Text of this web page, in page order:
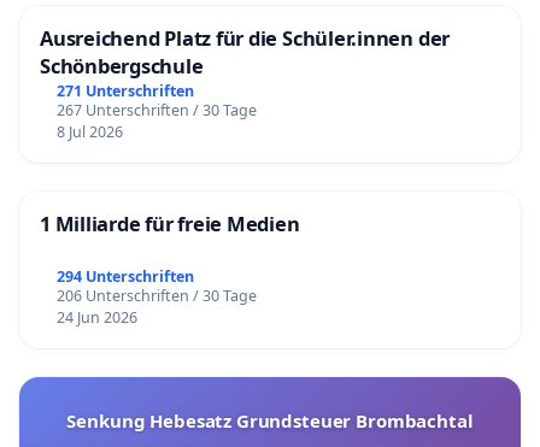
Ausreichend Platz für die Schüler.innen der
Schönbergschule
271 Unterschriften
267 Unterschriften / 30 Tage
8 Jul 2026
1 Milliarde für freie Medien
294 Unterschriften
206 Unterschriften / 30 Tage
24 Jun 2026
Senkung Hebesatz Grundsteuer Brombachtal